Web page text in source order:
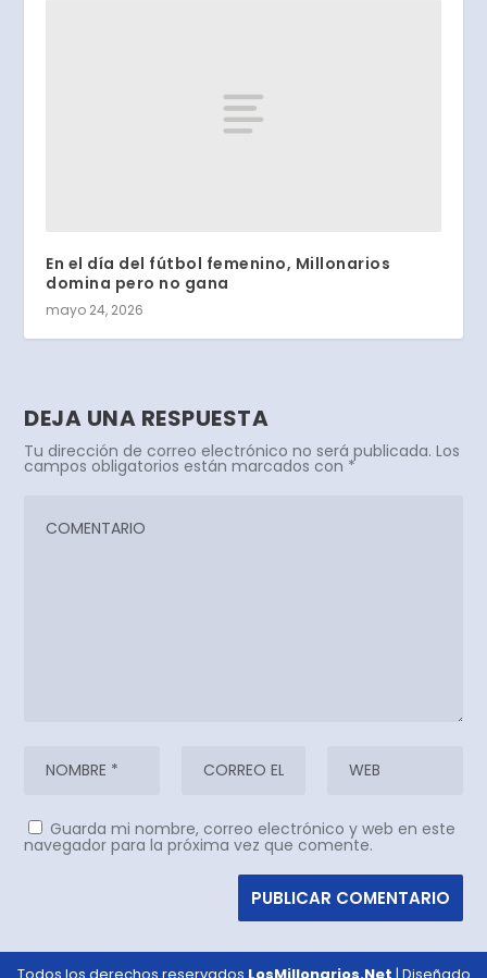
En el día del fútbol femenino, Millonarios
domina pero no gana
mayo 24, 2026
DEJA UNA RESPUESTA
Tu dirección de correo electrónico no será publicada. Los
campos obligatorios están marcados con *
Guarda mi nombre, correo electrónico y web en este
navegador para la próxima vez que comente.